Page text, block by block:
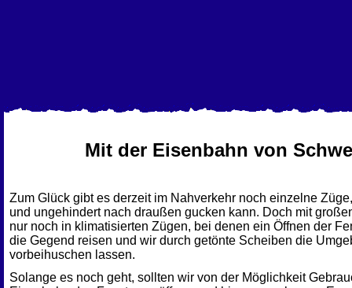
Mit der Eisenbahn von
Zum Glück gibt es derzeit im Nahverkehr noch einzelne
und ungehindert nach draußen gucken kann. Doch mit
nur noch in klimatisierten Zügen, bei denen ein Öffnen der
die Gegend reisen und wir durch getönte Scheiben die
vorbeihuschen lassen.
Solange es noch geht, sollten wir von der Möglichkeit